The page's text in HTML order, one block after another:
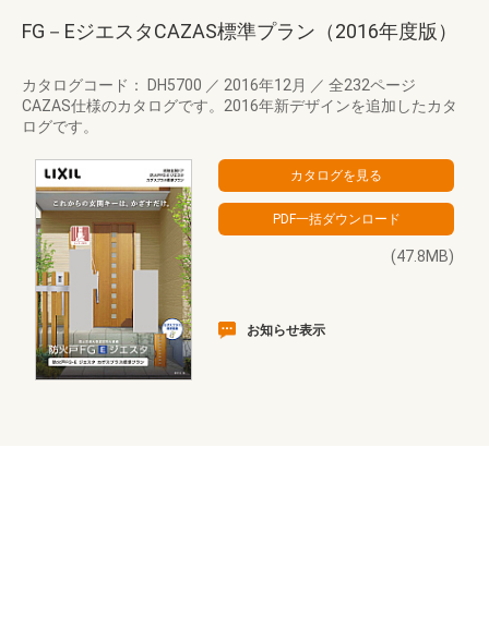
FG－EジエスタCAZAS標準プラン（2016年度版）
カタログコード： DH5700 ／ 2016年12月 ／ 全232ページ
CAZAS仕様のカタログです。2016年新デザインを追加したカタ
ログです。
(47.8MB)
お知らせ表示